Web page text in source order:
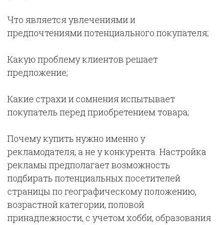
Что является увлечениями и
предпочтениями потенциального покупателя;
Какую проблему клиентов решает
предложение;
Какие страхи и сомнения испытывает
покупатель перед приобретением товара;
Почему купить нужно именно у
рекламодателя, а не у конкурента. Настройка
рекламы предполагает возможность
подбирать потенциальных посетителей
страницы по географическому положению,
возрастной категории, половой
принадлежности, с учетом хобби, образования